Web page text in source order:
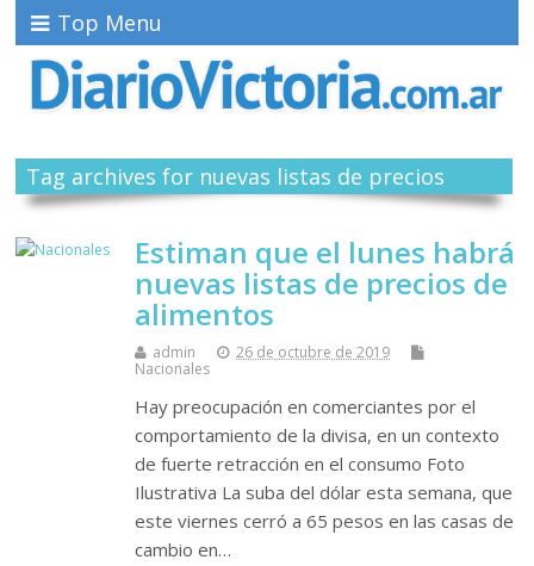
Top Menu
Tag archives for nuevas listas de precios
Estiman que el lunes habrá
nuevas listas de precios de
alimentos
admin
26 de octubre de 2019
Nacionales
Hay preocupación en comerciantes por el
comportamiento de la divisa, en un contexto
de fuerte retracción en el consumo Foto
Ilustrativa La suba del dólar esta semana, que
este viernes cerró a 65 pesos en las casas de
cambio en…